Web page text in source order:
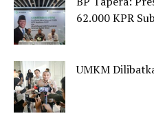
62.000 KPR
UMKM